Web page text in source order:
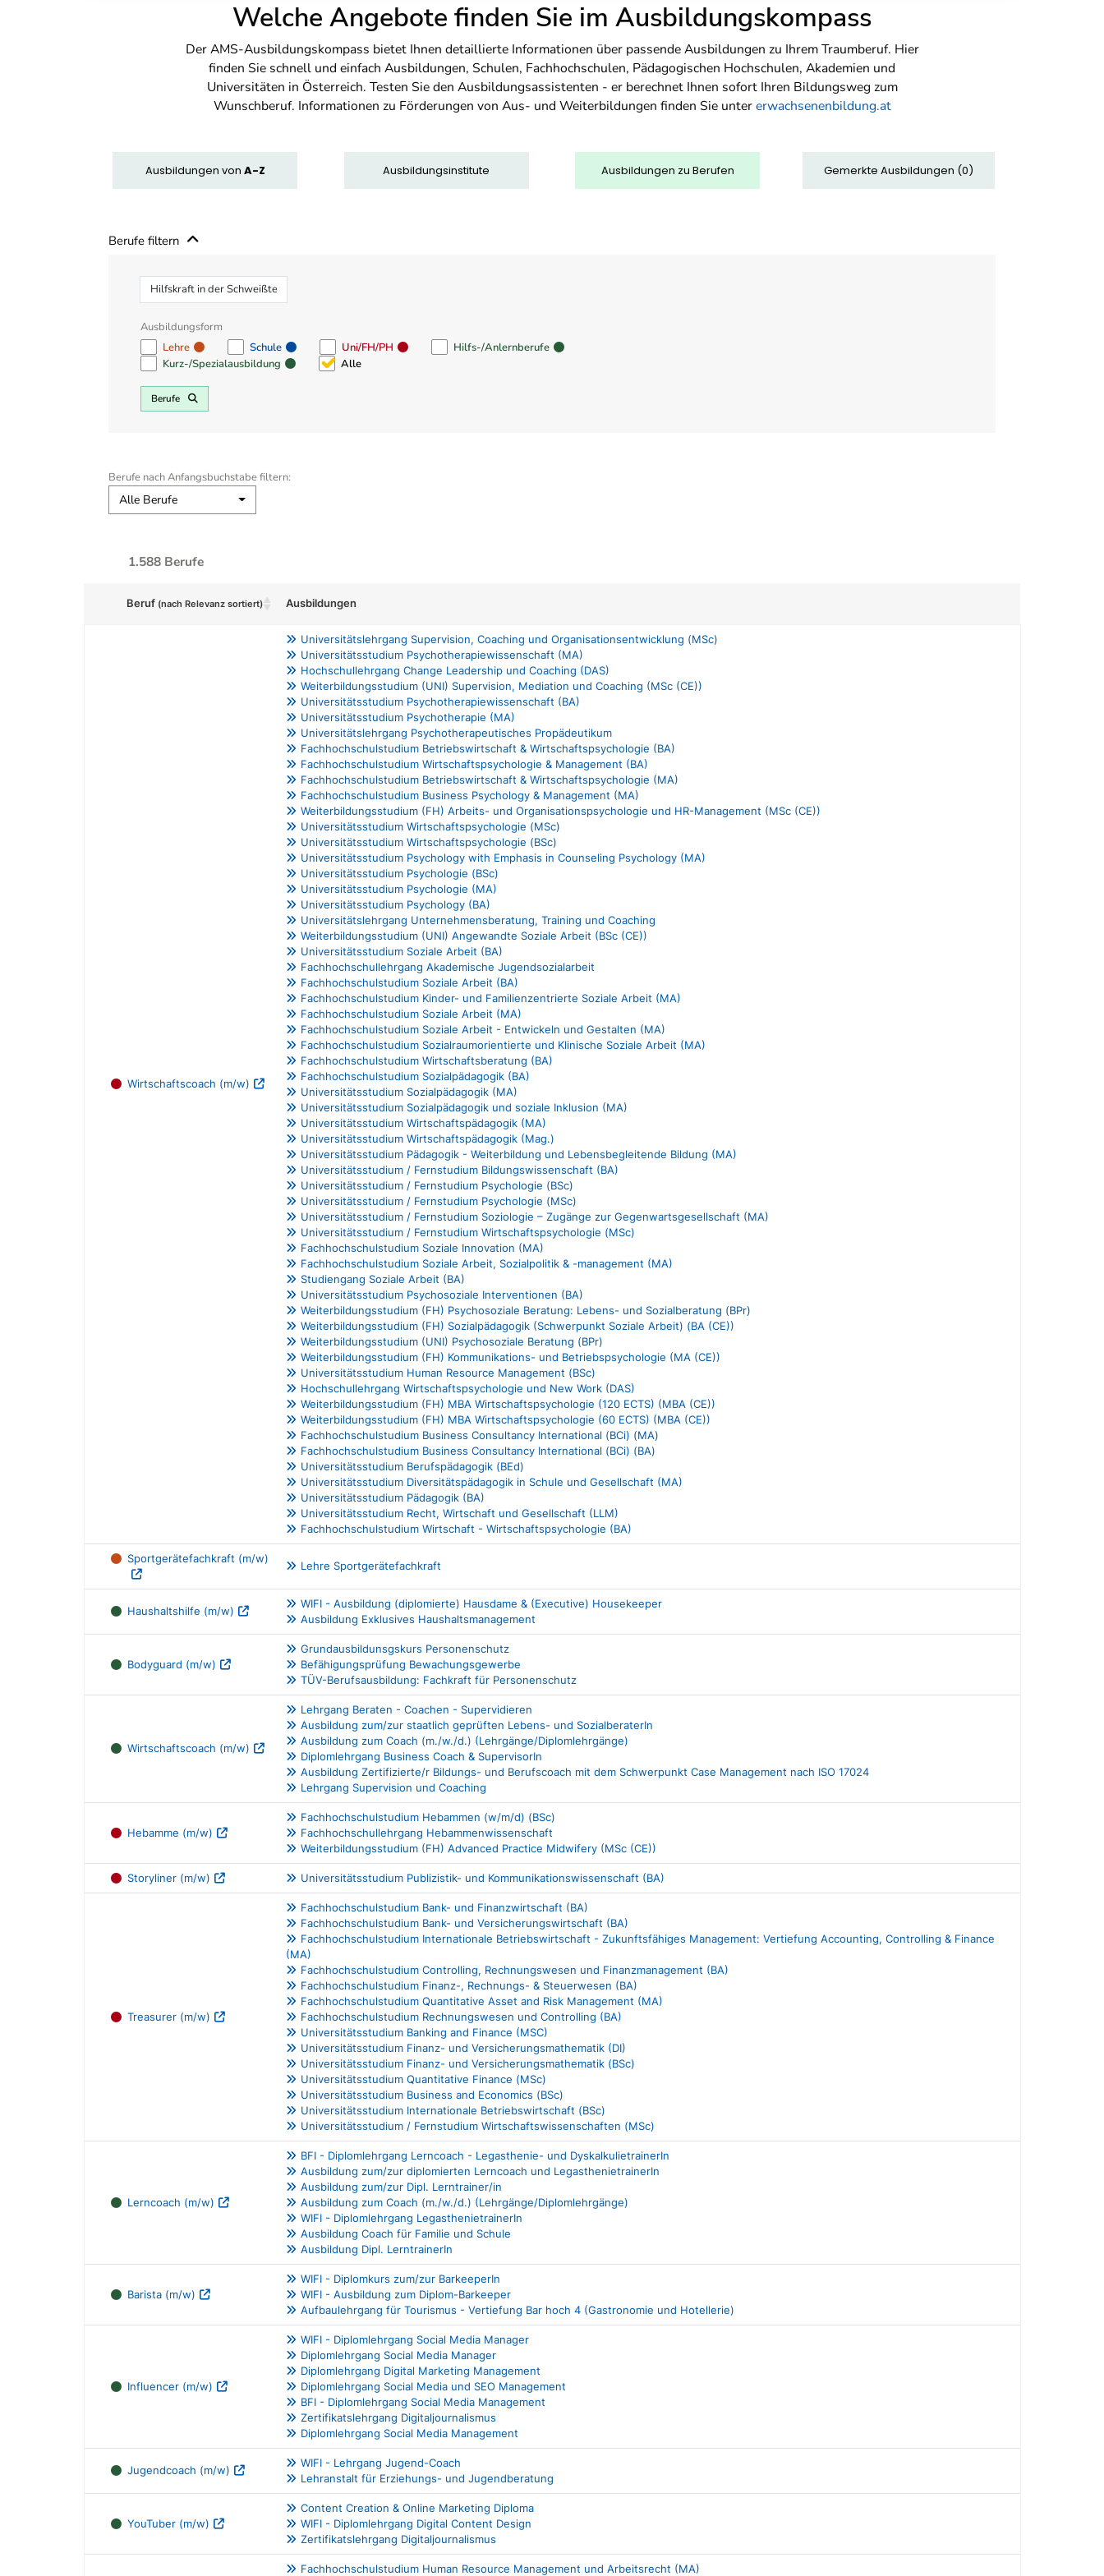
Welche Angebote finden Sie im Ausbildungskompass
Der AMS-Ausbildungskompass bietet Ihnen detaillierte Informationen über passende Ausbildungen zu Ihrem Traumberuf. Hier
finden Sie schnell und einfach Ausbildungen, Schulen, Fachhochschulen, Pädagogischen Hochschulen, Akademien und
Universitäten in Österreich. Testen Sie den Ausbildungsassistenten - er berechnet Ihnen sofort Ihren Bildungsweg zum
Wunschberuf. Informationen zu Förderungen von Aus- und Weiterbildungen finden Sie untererwachsenenbildung.at
Ausbildungen von A-Z Ausbildungsinstitute Ausbildungen zu Berufen Gemerkte Ausbildungen (0)
Berufe filtern
Beruf
Ausbildungsform
Lehre
Schule Uni/FH/PH
Hilfs-/Anlernberufe
Kurz-/Spezialausbildung
Alle
Berufe
Berufe nach Anfangsbuchstabe filtern:
Alle Berufe
1.588 Berufe
Beruf (nach Relevanz sortiert) Ausbildungen
Wirtschaftscoach (m/w)
Universitätslehrgang Supervision, Coaching und Organisationsentwicklung (MSc)
Universitätsstudium Psychotherapiewissenschaft (MA)
Hochschullehrgang Change Leadership und Coaching (DAS)
Weiterbildungsstudium (UNI) Supervision, Mediation und Coaching (MSc (CE))
Universitätsstudium Psychotherapiewissenschaft (BA)
Universitätsstudium Psychotherapie (MA)
Universitätslehrgang Psychotherapeutisches Propädeutikum
Fachhochschulstudium Betriebswirtschaft & Wirtschaftspsychologie (BA)
Fachhochschulstudium Wirtschaftspsychologie & Management (BA)
Fachhochschulstudium Betriebswirtschaft & Wirtschaftspsychologie (MA)
Fachhochschulstudium Business Psychology & Management (MA)
Weiterbildungsstudium (FH) Arbeits- und Organisationspsychologie und HR-Management (MSc (CE))
Universitätsstudium Wirtschaftspsychologie (MSc)
Universitätsstudium Wirtschaftspsychologie (BSc)
Universitätsstudium Psychology with Emphasis in Counseling Psychology (MA)
Universitätsstudium Psychologie (BSc)
Universitätsstudium Psychologie (MA)
Universitätsstudium Psychology (BA)
Universitätslehrgang Unternehmensberatung, Training und Coaching
Weiterbildungsstudium (UNI) Angewandte Soziale Arbeit (BSc (CE))
Universitätsstudium Soziale Arbeit (BA)
Fachhochschullehrgang Akademische Jugendsozialarbeit
Fachhochschulstudium Soziale Arbeit (BA)
Fachhochschulstudium Kinder- und Familienzentrierte Soziale Arbeit (MA)
Fachhochschulstudium Soziale Arbeit (MA)
Fachhochschulstudium Soziale Arbeit - Entwickeln und Gestalten (MA)
Fachhochschulstudium Sozialraumorientierte und Klinische Soziale Arbeit (MA)
Fachhochschulstudium Wirtschaftsberatung (BA)
Fachhochschulstudium Sozialpädagogik (BA)
Universitätsstudium Sozialpädagogik (MA)
Universitätsstudium Sozialpädagogik und soziale Inklusion (MA)
Universitätsstudium Wirtschaftspädagogik (MA)
Universitätsstudium Wirtschaftspädagogik (Mag.)
Universitätsstudium Pädagogik - Weiterbildung und Lebensbegleitende Bildung (MA)
Universitätsstudium / Fernstudium Bildungswissenschaft (BA)
Universitätsstudium / Fernstudium Psychologie (BSc)
Universitätsstudium / Fernstudium Psychologie (MSc)
Universitätsstudium / Fernstudium Soziologie – Zugänge zur Gegenwartsgesellschaft (MA)
Universitätsstudium / Fernstudium Wirtschaftspsychologie (MSc)
Fachhochschulstudium Soziale Innovation (MA)
Fachhochschulstudium Soziale Arbeit, Sozialpolitik & -management (MA)
Studiengang Soziale Arbeit (BA)
Universitätsstudium Psychosoziale Interventionen (BA)
Weiterbildungsstudium (FH) Psychosoziale Beratung: Lebens- und Sozialberatung (BPr)
Weiterbildungsstudium (FH) Sozialpädagogik (Schwerpunkt Soziale Arbeit) (BA (CE))
Weiterbildungsstudium (UNI) Psychosoziale Beratung (BPr)
Weiterbildungsstudium (FH) Kommunikations- und Betriebspsychologie (MA (CE))
Universitätsstudium Human Resource Management (BSc)
Hochschullehrgang Wirtschaftspsychologie und New Work (DAS)
Weiterbildungsstudium (FH) MBA Wirtschaftspsychologie (120 ECTS) (MBA (CE))
Weiterbildungsstudium (FH) MBA Wirtschaftspsychologie (60 ECTS) (MBA (CE))
Fachhochschulstudium Business Consultancy International (BCi) (MA)
Fachhochschulstudium Business Consultancy International (BCi) (BA)
Universitätsstudium Berufspädagogik (BEd)
Universitätsstudium Diversitätspädagogik in Schule und Gesellschaft (MA)
Universitätsstudium Pädagogik (BA)
Universitätsstudium Recht, Wirtschaft und Gesellschaft (LLM)
Fachhochschulstudium Wirtschaft - Wirtschaftspsychologie (BA)
Sportgerätefachkraft (m/w)
Lehre Sportgerätefachkraft
Haushaltshilfe (m/w)
WIFI - Ausbildung (diplomierte) Hausdame & (Executive) Housekeeper
Ausbildung Exklusives Haushaltsmanagement
Bodyguard (m/w)
Grundausbildunsgskurs Personenschutz
Befähigungsprüfung Bewachungsgewerbe
TÜV-Berufsausbildung: Fachkraft für Personenschutz
Wirtschaftscoach (m/w)
Lehrgang Beraten - Coachen - Supervidieren
Ausbildung zum/zur staatlich geprüften Lebens- und SozialberaterIn
Ausbildung zum Coach (m./w./d.) (Lehrgänge/Diplomlehrgänge)
Diplomlehrgang Business Coach & SupervisorIn
Ausbildung Zertifizierte/r Bildungs- und Berufscoach mit dem Schwerpunkt Case Management nach ISO 17024
Lehrgang Supervision und Coaching
Hebamme (m/w)
Fachhochschulstudium Hebammen (w/m/d) (BSc)
Fachhochschullehrgang Hebammenwissenschaft
Weiterbildungsstudium (FH) Advanced Practice Midwifery (MSc (CE))
Storyliner (m/w) Universitätsstudium Publizistik- und Kommunikationswissenschaft (BA)
Treasurer (m/w)
Fachhochschulstudium Bank- und Finanzwirtschaft (BA)
Fachhochschulstudium Bank- und Versicherungswirtschaft (BA)
Fachhochschulstudium Internationale Betriebswirtschaft - Zukunftsfähiges Management: Vertiefung Accounting, Controlling & Finance
(MA)
Fachhochschulstudium Controlling, Rechnungswesen und Finanzmanagement (BA)
Fachhochschulstudium Finanz-, Rechnungs- & Steuerwesen (BA)
Fachhochschulstudium Quantitative Asset and Risk Management (MA)
Fachhochschulstudium Rechnungswesen und Controlling (BA)
Universitätsstudium Banking and Finance (MSC)
Universitätsstudium Finanz- und Versicherungsmathematik (DI)
Universitätsstudium Finanz- und Versicherungsmathematik (BSc)
Universitätsstudium Quantitative Finance (MSc)
Universitätsstudium Business and Economics (BSc)
Universitätsstudium Internationale Betriebswirtschaft (BSc)
Universitätsstudium / Fernstudium Wirtschaftswissenschaften (MSc)
Lerncoach (m/w)
BFI - Diplomlehrgang Lerncoach - Legasthenie- und DyskalkulietrainerIn
Ausbildung zum/zur diplomierten Lerncoach und LegasthenietrainerIn
Ausbildung zum/zur Dipl. Lerntrainer/in
Ausbildung zum Coach (m./w./d.) (Lehrgänge/Diplomlehrgänge)
WIFI - Diplomlehrgang LegasthenietrainerIn
Ausbildung Coach für Familie und Schule
Ausbildung Dipl. LerntrainerIn
Barista (m/w)
WIFI - Diplomkurs zum/zur BarkeeperIn
WIFI - Ausbildung zum Diplom-Barkeeper
Aufbaulehrgang für Tourismus - Vertiefung Bar hoch 4 (Gastronomie und Hotellerie)
Influencer (m/w)
WIFI - Diplomlehrgang Social Media Manager
Diplomlehrgang Social Media Manager
Diplomlehrgang Digital Marketing Management
Diplomlehrgang Social Media und SEO Management
BFI - Diplomlehrgang Social Media Management
Zertifikatslehrgang Digitaljournalismus
Diplomlehrgang Social Media Management
Jugendcoach (m/w)
WIFI - Lehrgang Jugend-Coach
Lehranstalt für Erziehungs- und Jugendberatung
YouTuber (m/w)
Content Creation & Online Marketing Diploma
WIFI - Diplomlehrgang Digital Content Design
Zertifikatslehrgang Digitaljournalismus
Fachhochschulstudium Human Resource Management und Arbeitsrecht (MA)